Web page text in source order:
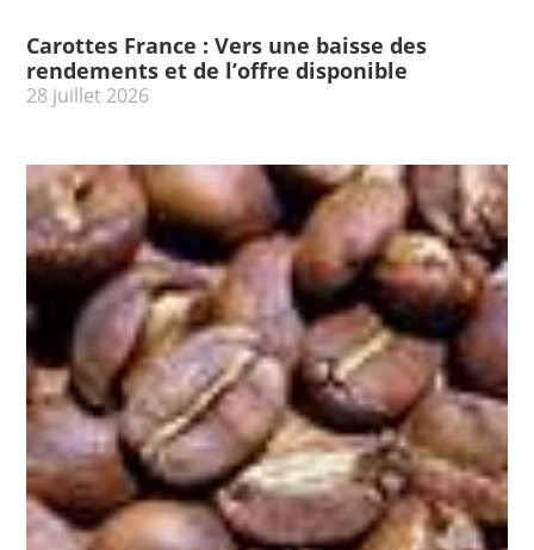
Carottes France : Vers une baisse des
rendements et de l’offre disponible
28 juillet 2026